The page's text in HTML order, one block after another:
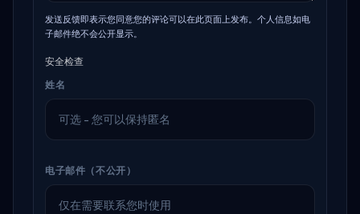
发送反馈即表示您同意您的评论可以在此页面上发布。个人信息如电
子邮件绝不会公开显示。
安全检查
姓名
电子邮件（不公开）